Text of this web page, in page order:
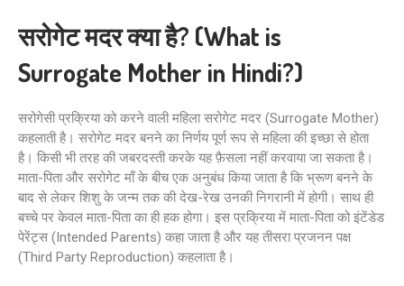
सरोगेट मदर क्या है? (What is
Surrogate Mother in Hindi?)
सरोगेसी प्रक्रिया को करने वाली महिला सरोगेट मदर (Surrogate Mother)
कहलाती है। सरोगेट मदर बनने का निर्णय पूर्ण रूप से महिला की इच्छा से होता
है। किसी भी तरह की जबरदस्ती करके यह फ़ैसला नहीं करवाया जा सकता है।
माता-पिता और सरोगेट माँ के बीच एक अनुबंध किया जाता है कि भ्रूण बनने के
बाद से लेकर शिशु के जन्म तक की देख-रेख उनकी निगरानी में होगी। साथ ही
बच्चे पर केवल माता-पिता का ही हक होगा। इस प्रक्रिया में माता-पिता को इंटेंडेड
पेरेंट्स (Intended Parents) कहा जाता है और यह तीसरा प्रजनन पक्ष
(Third Party Reproduction) कहलाता है।